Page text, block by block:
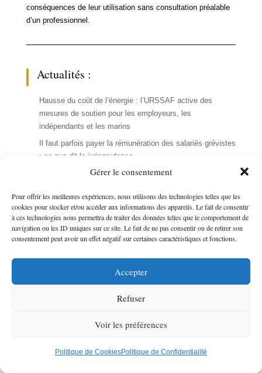
Gérer le consentement
Pour offrir les meilleures expériences, nous utilisons des technologies telles que les
cookies pour stocker et/ou accéder aux informations des appareils. Le fait de consentir
à ces technologies nous permettra de traiter des données telles que le comportement de
navigation ou les ID uniques sur ce site. Le fait de ne pas consentir ou de retirer son
consentement peut avoir un effet négatif sur certaines caractéristiques et fonctions.
Accepter
Refuser
Voir les préférences
Politique de CookiesPolitique de Confidentialité
conséquences de leur utilisation sans consultation préalable
d’un professionnel.
Actualités :
Hausse du coût de l’énergie : l’URSSAF active des
mesures de soutien pour les employeurs, les
indépendants et les marins
Il faut parfois payer la rémunération des salariés grévistes
: ce que dit la jurisprudence
CDD : l’indemnité pour transmission tardive et l’indemnité
SARL et EURL : approbation des comptes 2025 – rôle
exclusif de l’assemblée des associés
Taux des comptes d’associés : comment est calculé le
taux limite de déduction des intérêts
Comptabilisation des avoirs des majeurs protégés dans
les comptes annuels des associations tutélaires : position
de l’ANC
Déclaration maladie professionnelle : l’établissement
Guide Facture électronique